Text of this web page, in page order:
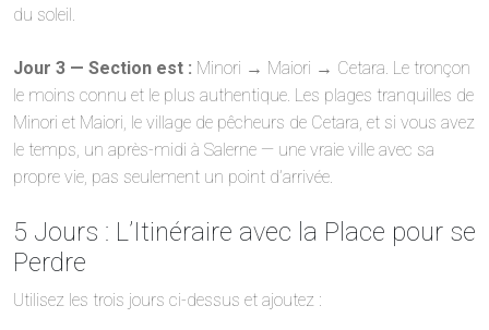
du soleil.
Jour 3 — Section est : Minori → Maiori → Cetara. Le tronçon
le moins connu et le plus authentique. Les plages tranquilles de
Minori et Maiori, le village de pêcheurs de Cetara, et si vous avez
le temps, un après-midi à Salerne — une vraie ville avec sa
propre vie, pas seulement un point d’arrivée.
5 Jours : L’Itinéraire avec la Place pour se
Perdre
Utilisez les trois jours ci-dessus et ajoutez :